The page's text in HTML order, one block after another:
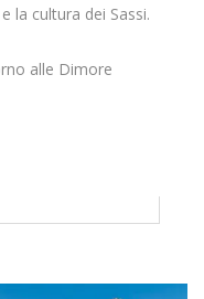
la cultura dei Sassi.
alle Dimore